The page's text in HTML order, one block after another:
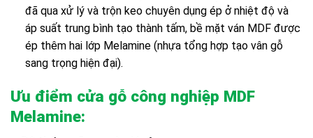
đã qua xử lý và trộn keo chuyên dụng ép ở nhiệt độ và
áp suất trung bình tạo thành tấm, bề mặt ván MDF được
ép thêm hai lớp Melamine (nhựa tổng hợp tạo vân gỗ
sang trọng hiện đại).
Ưu điểm cửa gỗ công nghiệp MDF
Melamine: